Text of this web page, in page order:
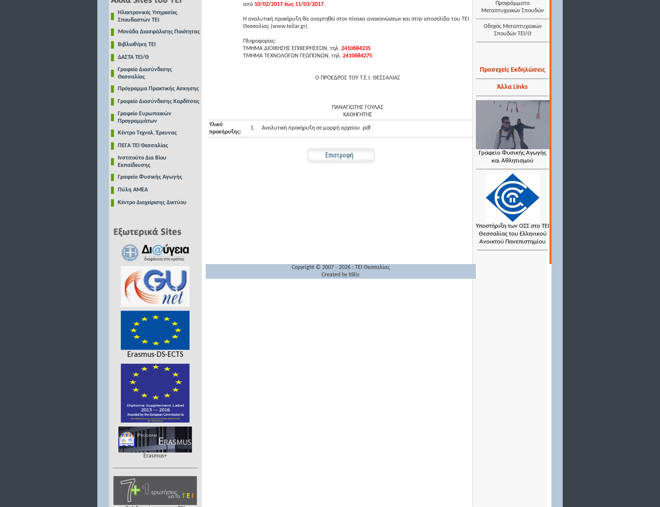
Ηλεκτρονικές Υπηρεσίες
Σπουδαστών ΤΕΙ
Μονάδα Διασφάλισης Ποιότητας
Βιβλιοθήκη ΤΕΙ
ΔΑΣΤΑ ΤΕΙ/Θ
Γραφείο Διασύνδεσης
Θεσσαλίας
Πρόγραμμα Πρακτικής Ασκησης
Γραφείο Διασύνδεσης Καρδίτσας
Γραφείο Ευρωπαικών
Προγραμμάτων
Κέντρο Τεχνολ. Έρευνας
ΠΕΓΑ ΤΕΙ Θεσσαλίας
Ινστιτούτο Δια Βίου
Εκπαίδευσης
Γραφείο Φυσικής Αγωγής
Πύλη ΑΜΕΑ
Κέντρο Διαχείρισης Δικτύου
Erasmus-DS-ECTS
Erasmus+
από 10/02/2017 έως 11/03/2017.
Η αναλυτική προκήρυξη θα αναρτηθεί στον πίνακα ανακοινώσεων και στην ιστοσελίδα του ΤΕΙ
Θεσσαλίας (www.teilar.gr).
Πληροφορίες:
ΤΜΗΜΑ ΔΙΟΙΚΗΣΗΣ ΕΠΙΧΕΙΡΗΣΕΩΝ, τηλ. 2410684235
ΤΜΗΜΑ ΤΕΧΝΟΛΟΓΩΝ ΓΕΩΠΟΝΩΝ, τηλ. 2410684275
Ο ΠΡΟΕΔΡΟΣ ΤΟΥ Τ.Ε.Ι. ΘΕΣΣΑΛΙΑΣ
ΠΑΝΑΓΙΩΤΗΣ ΓΟΥΛΑΣ
ΚΑΘΗΓΗΤΗΣ
Υλικό
προκήρυξης:
1. Αναλυτική προκήρυξη σε μορφή αρχείου .pdf
Προγράμματα
Μεταπτυχιακών Σπουδών
Οδηγός Μεταπτυχιακών
Σπουδών ΤΕΙ/Θ
Προσεχείς Εκδηλώσεις
Άλλα Links
Γραφείο Φυσικής Αγωγής
και Αθλητισμού
Υποστήριξη των ΟΣΣ στο ΤΕΙ
Θεσσαλίας του Ελληνικού
Ανοικτού Πανεπιστημίου
Copyright © 2007 - 2026 : TEI Θεσσαλίας
Created by ItBiz